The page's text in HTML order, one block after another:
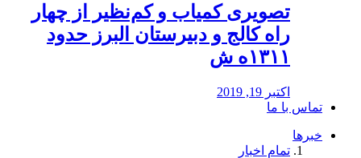
️تصویری کمیاب و کم‌نظیر از چهار
راه كالج و دبيرستان البرز حدود
۱۳۱۱ه ش
اکتبر 19, 2019
تماس با ما
خبرها
تمام اخبار